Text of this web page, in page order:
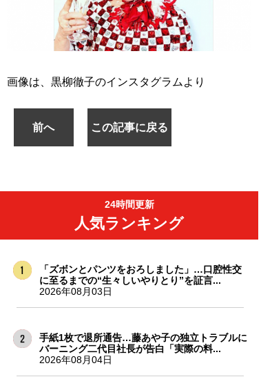
画像は、黒柳徹子のインスタグラムより
前へ この記事に戻る
24時間更新
人気ランキング
「ズボンとパンツをおろしました」…口腔性交
に至るまでの“生々しいやりとり”を証言...
2026年08月03日
手紙1枚で退所通告…藤あや子の独立トラブルに
バーニング二代目社長が告白「実際の料...
2026年08月04日